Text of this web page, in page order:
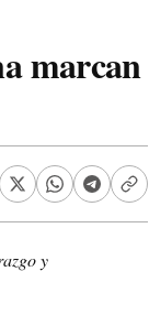
marcan
y